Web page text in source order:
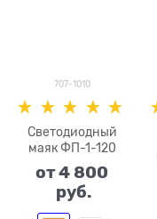
707-1010
Светодиодный
маяк ФП-1-120
от4 800
руб.